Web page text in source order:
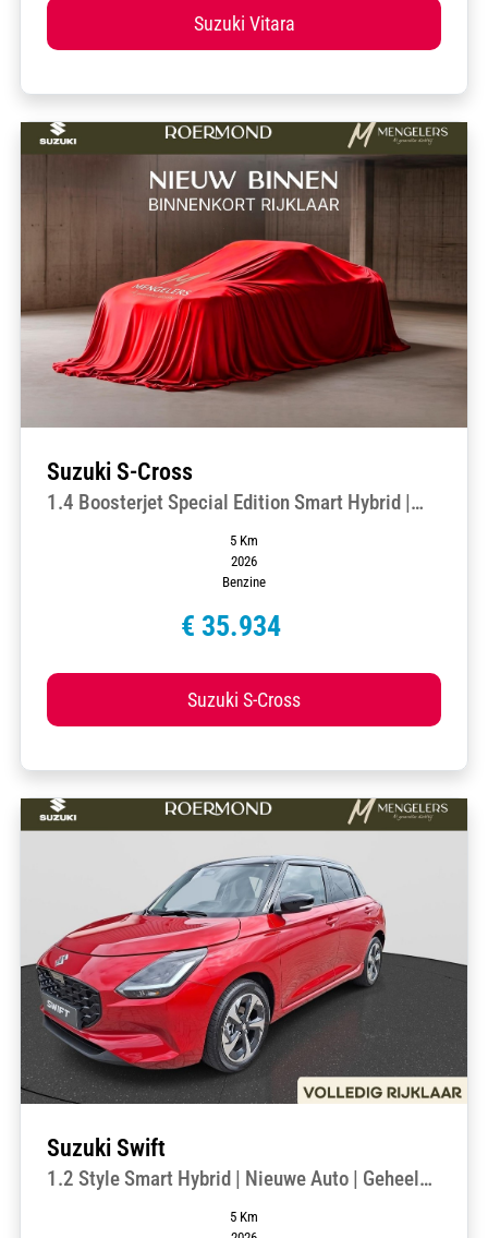
Suzuki Vitara
Suzuki S-Cross
1.4 Boosterjet Special Edition Smart Hybrid |
5 Km
2026
Benzine
€ 35.934
Suzuki S-Cross
Suzuki Swift
1.2 Style Smart Hybrid | Nieuwe Auto | Geheel
5 Km